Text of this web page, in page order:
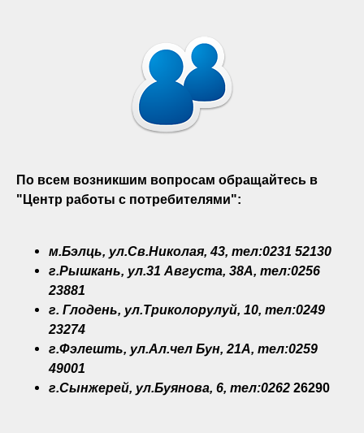
По всем возникшим вопросам обращайтесь в
"Центр работы с потребителями":
м.Бэлць, ул.Св.Николая, 43, тел:0231 52130
г.Рышкань, ул.31 Августа, 38A, тел:0256
23881
г. Глодень, ул.Триколорулуй, 10, тел:0249
23274
г.Фэлешть, ул.Ал.чел Бун, 21A, тел:0259
49001
г.Сынжерей, ул.Буянова, 6, тел:0262 26290